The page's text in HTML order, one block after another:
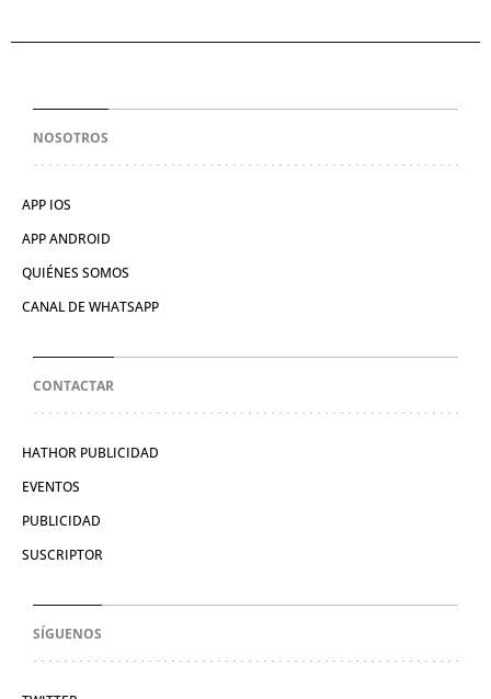
NOSOTROS
APP IOS
APP ANDROID
QUIÉNES SOMOS
CANAL DE WHATSAPP
CONTACTAR
HATHOR PUBLICIDAD
EVENTOS
PUBLICIDAD
SUSCRIPTOR
SÍGUENOS